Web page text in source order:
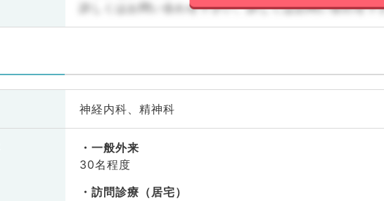
詳しくはお問い合わせ下さい。詳しくはお問い合わせ下
神経内科、精神科
一般外来
30名程度
訪問診療（居宅）